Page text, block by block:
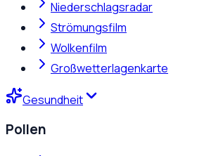
Niederschlagsradar
Strömungsfilm
Wolkenfilm
Großwetterlagenkarte
Gesundheit
Pollen